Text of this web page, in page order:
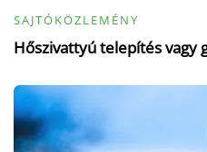
SAJTÓKÖZLEMÉNY
Hőszivattyú telepítés vagy